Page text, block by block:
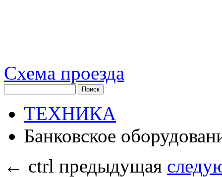
Схема проезда
ТЕХНИКА
Банковское
← ctrl предыдущая